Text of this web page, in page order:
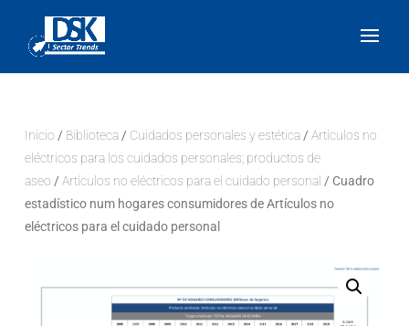
Inicio / Biblioteca/ Cuidados personales y estética/ Artículos no
eléctricos para los cuidados personales; productos de
aseo / Artículos no eléctricos para el cuidado personal / Cuadro
estadístico num hogares consumidores de Artículos no
eléctricos para el cuidado personal